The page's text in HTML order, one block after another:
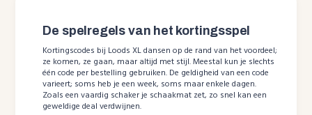
De spelregels van het kortingsspel
Kortingscodes bij Loods XL dansen op de rand van het voordeel;
ze komen, ze gaan, maar altijd met stijl. Meestal kun je slechts
één code per bestelling gebruiken. De geldigheid van een code
varieert; soms heb je een week, soms maar enkele dagen.
Zoals een vaardig schaker je schaakmat zet, zo snel kan een
geweldige deal verdwijnen.